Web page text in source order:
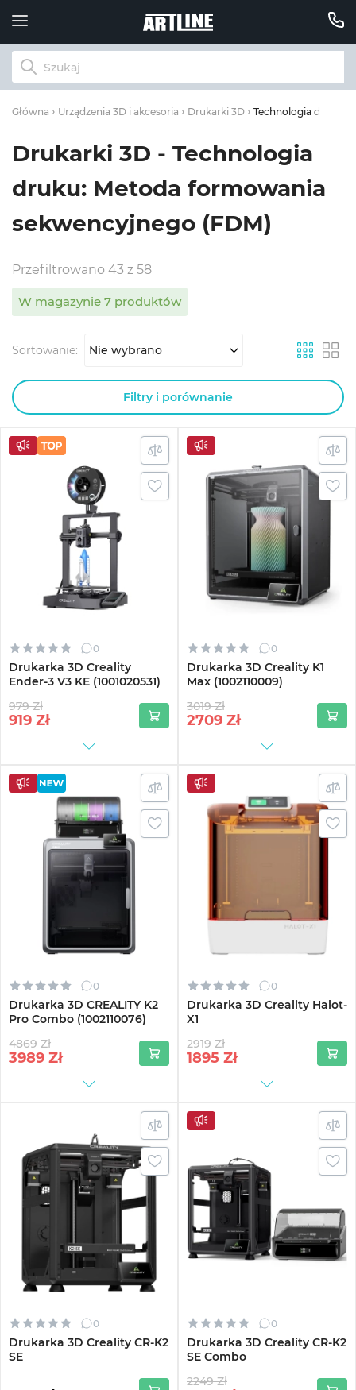
Główna Urządzenia 3D i akcesoria Drukarki 3D Technologia druku:
Drukarki 3D - Technologia
druku: Metoda formowania
sekwencyjnego (FDM)
Przefiltrowano 43 z 58
W magazynie 7 produktów
Sortowanie: Nie wybrano
Filtry i porównanie
0
Drukarka 3D Creality
Ender-3 V3 KE (1001020531)
979 Zł
919 Zł
0
Drukarka 3D Creality K1
Max (1002110009)
3019 Zł
2709 Zł
0
Drukarka 3D CREALITY K2
Pro Combo (1002110076)
4869 Zł
3989 Zł
0
Drukarka 3D Creality Halot-
X1
2919 Zł
1895 Zł
0
Drukarka 3D Creality CR-K2
SE
0
Drukarka 3D Creality CR-K2
SE Combo
2249 Zł